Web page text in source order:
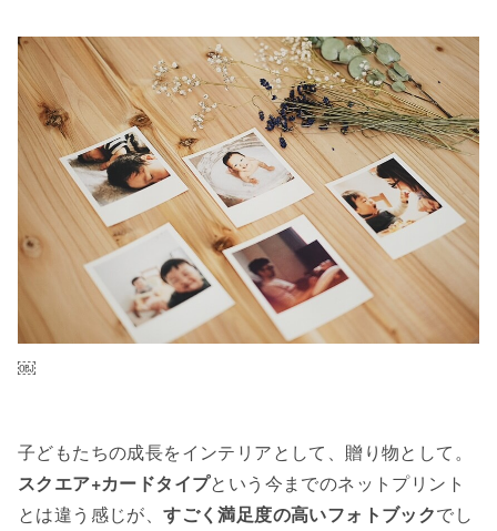
￼
子どもたちの成長をインテリアとして、贈り物として。
スクエア+カードタイプという今までのネットプリント
とは違う感じが、すごく満足度の高いフォトブックでし